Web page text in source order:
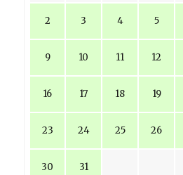
2 3 4 5
9 10 11 12
16 17 18 19
23 24 25 26
30 31